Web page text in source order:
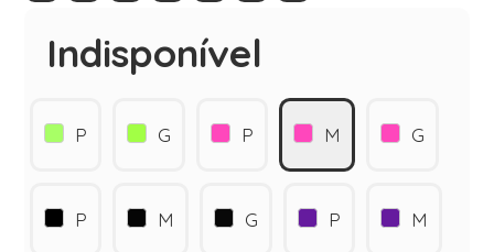
Indisponível
P G P M G
P M G P M